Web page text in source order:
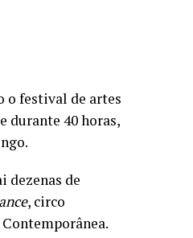
o festival de artes
durante 40 horas,
dezenas de
, circo